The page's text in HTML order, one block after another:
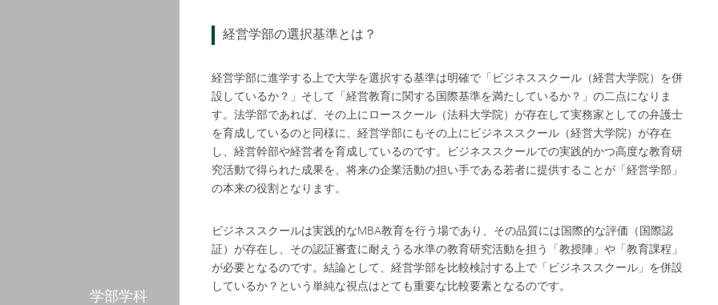
学部学科
経営学部の選択基準とは？
経営学部に進学する上で大学を選択する基準は明確で「ビジネススクール（経営大学院）を併
設しているか？」そして「経営教育に関する国際基準を満たしているか？」の二点になりま
す。法学部であれば、その上にロースクール（法科大学院）が存在して実務家としての弁護士
を育成しているのと同様に、経営学部にもその上にビジネススクール（経営大学院）が存在
し、経営幹部や経営者を育成しているのです。ビジネススクールでの実践的かつ高度な教育研
究活動で得られた成果を、将来の企業活動の担い手である若者に提供することが「経営学部」
の本来の役割となります。
ビジネススクールは実践的なMBA教育を行う場であり、その品質には国際的な評価（国際認
証）が存在し、その認証審査に耐えうる水準の教育研究活動を担う「教授陣」や「教育課程」
が必要となるのです。結論として、 経営学部を比較検討する上で「ビジネススクール」を併設
しているか？ という単純な視点はとても重要な比較要素となるのです。